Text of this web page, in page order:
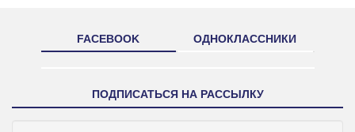
FACEBOOK ОДНОКЛАССНИКИ
ПОДПИСАТЬСЯ НА РАССЫЛКУ